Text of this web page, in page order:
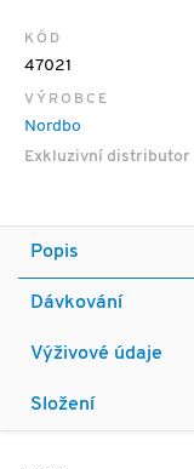
KÓD
47021
VÝROBCE
Nordbo
Exkluzivní distributor
Popis
Dávkování
Výživové údaje
Složení